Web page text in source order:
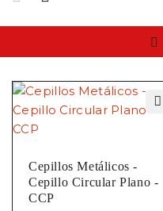
Cepillos Metálicos -
Cepillo Circular Plano -
CCP